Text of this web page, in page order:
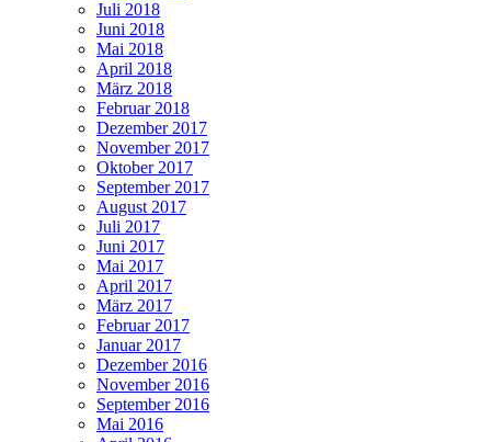
Juli 2018
Juni 2018
Mai 2018
April 2018
März 2018
Februar 2018
Dezember 2017
November 2017
Oktober 2017
September 2017
August 2017
Juli 2017
Juni 2017
Mai 2017
April 2017
März 2017
Februar 2017
Januar 2017
Dezember 2016
November 2016
September 2016
Mai 2016